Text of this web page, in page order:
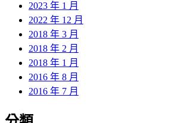
2023 年 1 月
2022 年 12 月
2018 年 3 月
2018 年 2 月
2018 年 1 月
2016 年 8 月
2016 年 7 月